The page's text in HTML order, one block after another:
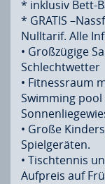
* inklusiv Bett-
* GRATIS
Nulltarif. Alle
• Großzügige
Schlechtwetter
• Fitnessraum
Swimming
• Große
Spielgeräten.
• Tischtennis
Aufpreis auf